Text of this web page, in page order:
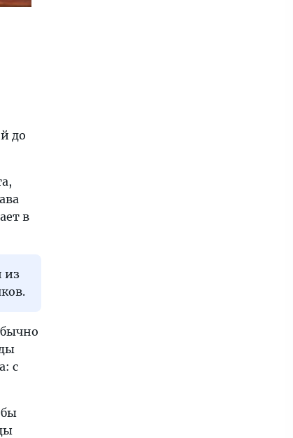
до
в
из
с